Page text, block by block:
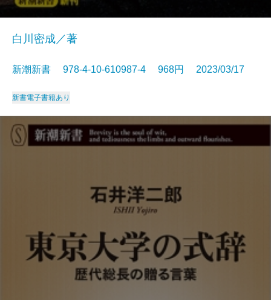
白川密成／著
新潮新書 978-4-10-610987-4 968円 2023/03/17
新書電子書籍あり